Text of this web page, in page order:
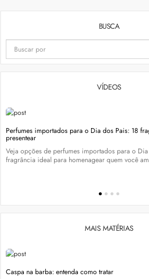
BUSCA
VÍDEOS
Perfumes importados para o Dia dos Pais: 18
presentear
Veja opções de perfumes importados para o
fragrância ideal para homenagear quem você
MAIS MATÉRIAS
Caspa na barba: entenda como tratar